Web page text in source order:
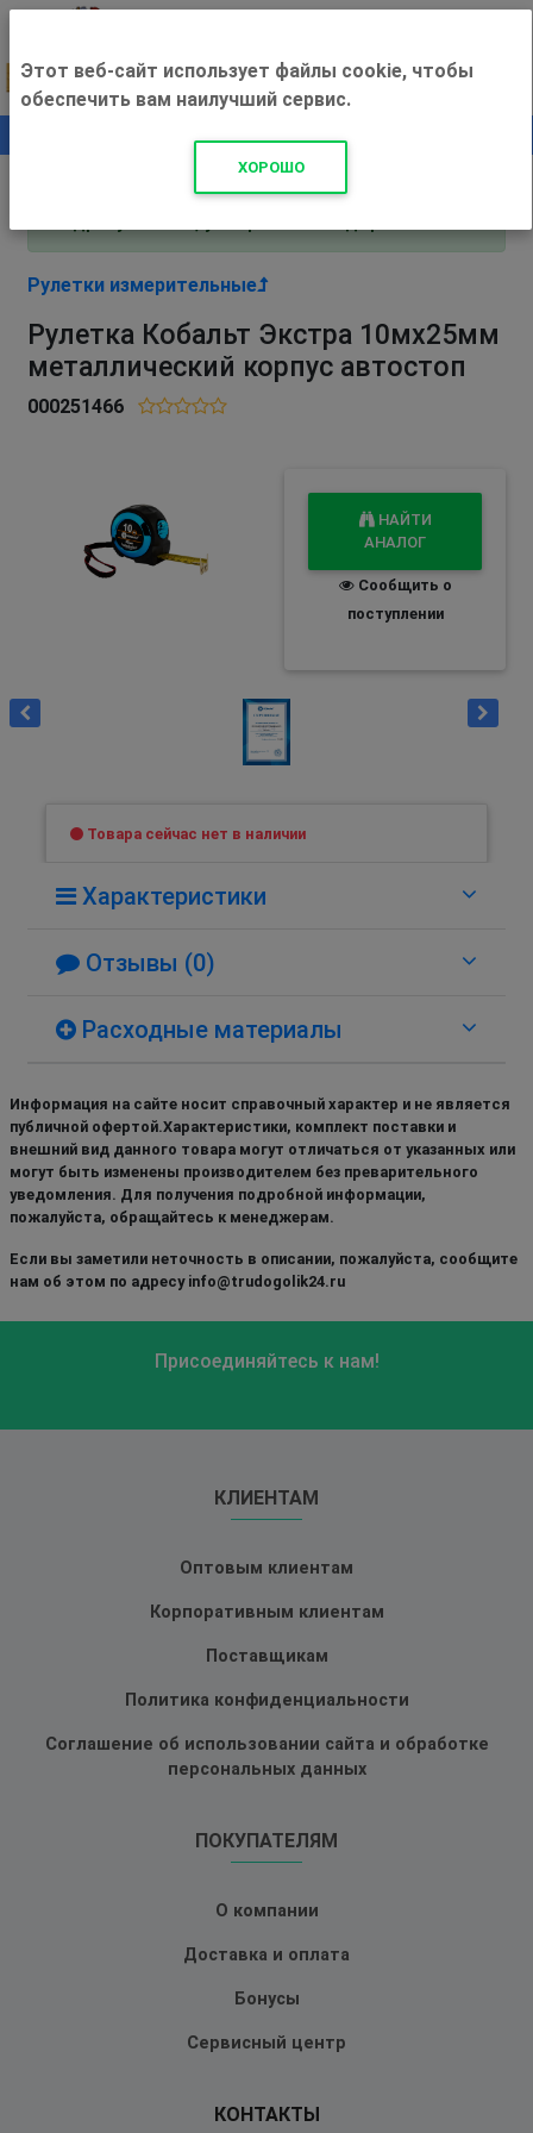
+500 ₽
Внимание! С 3 августа магазин работает по
Рулетки измерительные
Рулетка Кобальт Экстра 10мx25мм
металлический корпус автостоп
000251466
НАЙТИ
АНАЛОГ
Сообщить о
поступлении
Товара сейчас нет в наличии
Характеристики
Отзывы (0)
Расходные материалы
Информация на сайте носит справочный характер и не является
публичной офертой.Характеристики, комплект поставки и
внешний вид данного товара могут отличаться от указанных или
могут быть изменены производителем без преварительного
уведомления. Для получения подробной информации,
пожалуйста, обращайтесь к менеджерам.
Если вы заметили неточность в описании, пожалуйста, сообщите
нам об этом по адресу info@trudogolik24.ru
Присоединяйтесь к нам!
КЛИЕНТАМ
Оптовым клиентам
Корпоративным клиентам
Поставщикам
Политика конфиденциальности
Соглашение об использовании сайта и обработке
персональных данных
ПОКУПАТЕЛЯМ
О компании
Доставка и оплата
Бонусы
Сервисный центр
КОНТАКТЫ
Этот веб-сайт использует файлы cookie, чтобы
обеспечить вам наилучший сервис.
ХОРОШО